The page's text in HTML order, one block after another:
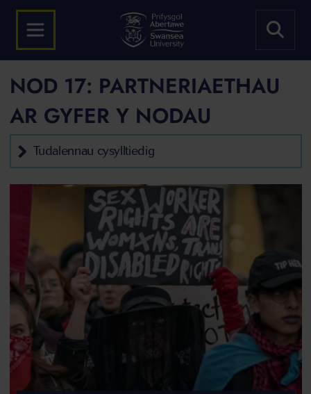
NOD 17: PARTNERIAETHAU
AR GYFER Y NODAU
Tudalennau cysylltiedig